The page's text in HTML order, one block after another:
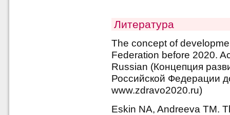
Литература
The concept of
Federation before 2020.
Russian (Концепция
Российской Федерации
www.zdravo2020.ru)
Eskin NA, Andreeva TM.